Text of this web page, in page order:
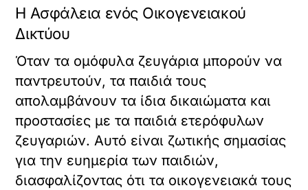
Η Ασφάλεια ενός Οικογενειακού
Δικτύου
Όταν τα ομόφυλα ζευγάρια μπορούν να
παντρευτούν, τα παιδιά τους
απολαμβάνουν τα ίδια δικαιώματα και
προστασίες με τα παιδιά ετερόφυλων
ζευγαριών. Αυτό είναι ζωτικής σημασίας
για την ευημερία των παιδιών,
διασφαλίζοντας ότι τα οικογενειακά τους